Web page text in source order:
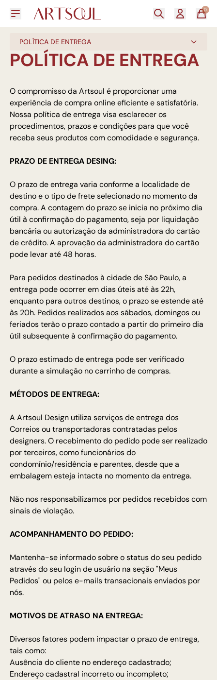
0
POLÍTICA DE ENTREGA
POLÍTICA DE ENTREGA
O compromisso da Artsoul é proporcionar uma
experiência de compra online eficiente e satisfatória.
Nossa política de entrega visa esclarecer os
procedimentos, prazos e condições para que você
receba seus produtos com comodidade e segurança.
PRAZO DE ENTREGA DESING:
O prazo de entrega varia conforme a localidade de
destino e o tipo de frete selecionado no momento da
compra. A contagem do prazo se inicia no próximo dia
útil à confirmação do pagamento, seja por liquidação
bancária ou autorização da administradora do cartão
de crédito. A aprovação da administradora do cartão
pode levar até 48 horas.
Para pedidos destinados à cidade de São Paulo, a
entrega pode ocorrer em dias úteis até às 22h,
enquanto para outros destinos, o prazo se estende até
às 20h. Pedidos realizados aos sábados, domingos ou
feriados terão o prazo contado a partir do primeiro dia
útil subsequente à confirmação do pagamento.
O prazo estimado de entrega pode ser verificado
durante a simulação no carrinho de compras.
MÉTODOS DE ENTREGA:
A Artsoul Design utiliza serviços de entrega dos
Correios ou transportadoras contratadas pelos
designers. O recebimento do pedido pode ser realizado
por terceiros, como funcionários do
condomínio/residência e parentes, desde que a
embalagem esteja intacta no momento da entrega.
Não nos responsabilizamos por pedidos recebidos com
sinais de violação.
ACOMPANHAMENTO DO PEDIDO:
Mantenha-se informado sobre o status do seu pedido
através do seu login de usuário na seção "Meus
Pedidos" ou pelos e-mails transacionais enviados por
nós.
MOTIVOS DE ATRASO NA ENTREGA:
Diversos fatores podem impactar o prazo de entrega,
tais como:
Ausência do cliente no endereço cadastrado;
Endereço cadastral incorreto ou incompleto;